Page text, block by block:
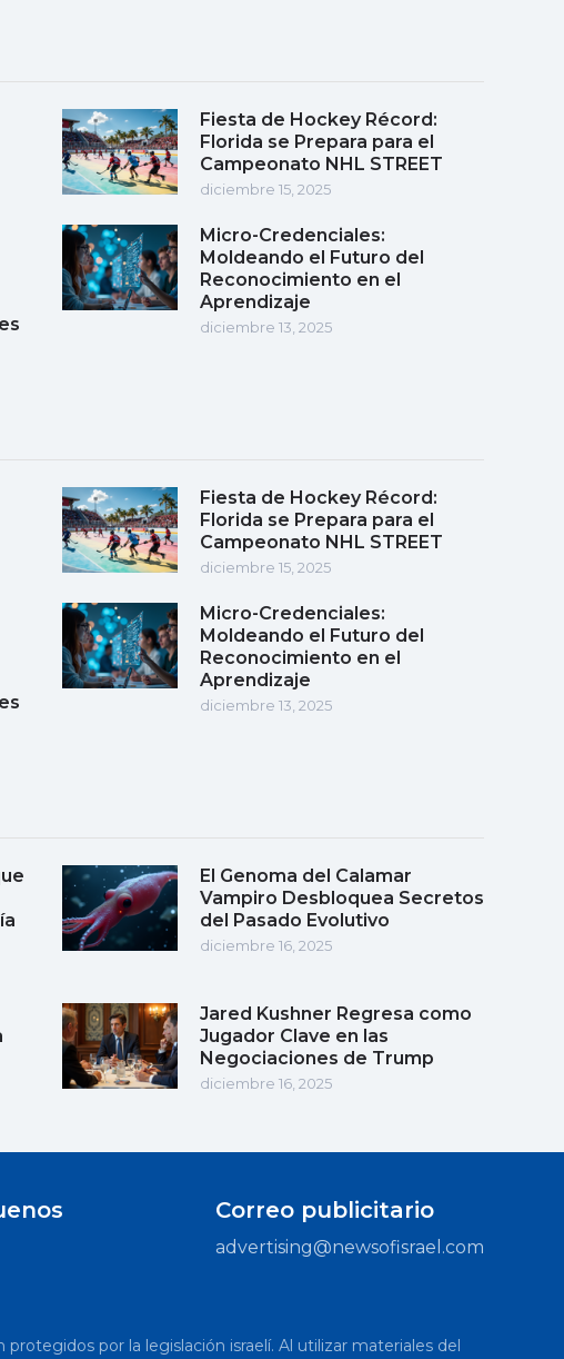
Fiesta de Hockey Récord:
Florida se Prepara para el
Campeonato NHL STREET
diciembre 15, 2025
Micro-Credenciales:
Moldeando el Futuro del
Reconocimiento en el
Aprendizaje
diciembre 13, 2025
Fiesta de Hockey Récord:
Florida se Prepara para el
Campeonato NHL STREET
diciembre 15, 2025
Micro-Credenciales:
Moldeando el Futuro del
Reconocimiento en el
Aprendizaje
diciembre 13, 2025
El Genoma del Calamar
Vampiro Desbloquea Secretos
del Pasado Evolutivo
diciembre 16, 2025
Jared Kushner Regresa como
Jugador Clave en las
Negociaciones de Trump
diciembre 16, 2025
Correo publicitario
advertising@newsofisrael.com
por la legislación israelí. Al utilizar materiales del